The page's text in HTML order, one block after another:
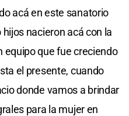
acá en este sanatorio
nacieron acá con la
equipo que fue creciendo
el presente, cuando
donde vamos a brindar
para la mujer en